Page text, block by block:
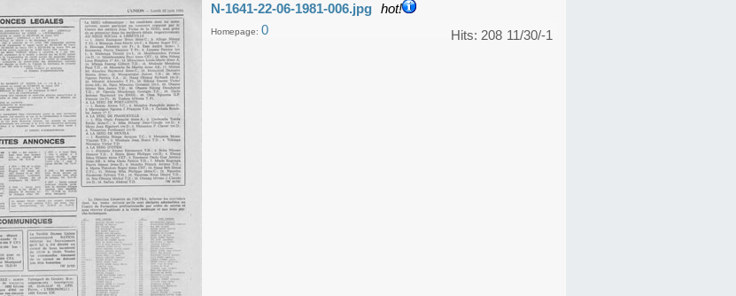
N-1641-22-06-1981-006.jpg hot!
11/30/-1
Hits: 208
Homepage: 0